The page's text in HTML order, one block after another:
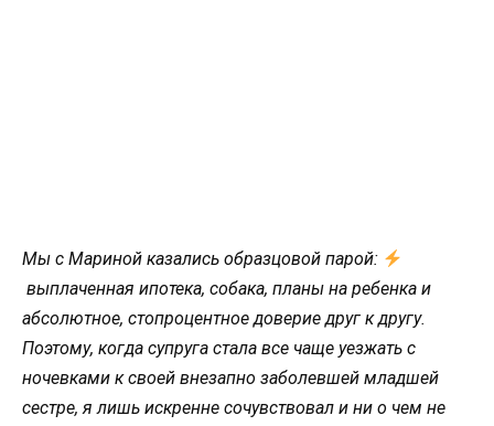
Мы с Мариной казались образцовой парой:
выплаченная ипотека, собака, планы на ребенка и
абсолютное, стопроцентное доверие друг к другу.
Поэтому, когда супруга стала все чаще уезжать с
ночевками к своей внезапно заболевшей младшей
сестре, я лишь искренне сочувствовал и ни о чем не